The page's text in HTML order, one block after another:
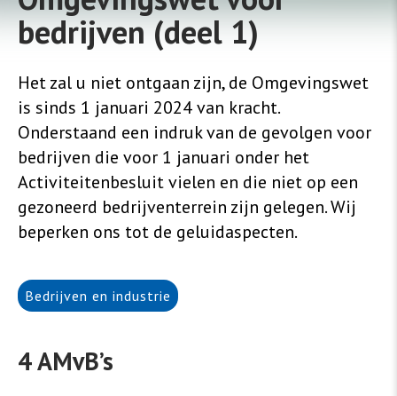
bedrijven (deel 1)
Het zal u niet ontgaan zijn, de Omgevingswet
is sinds 1 januari 2024 van kracht.
Onderstaand een indruk van de gevolgen voor
bedrijven die voor 1 januari onder het
Activiteitenbesluit vielen en die niet op een
gezoneerd bedrijventerrein zijn gelegen. Wij
beperken ons tot de geluidaspecten.
Bedrijven en industrie
4 AMvB’s